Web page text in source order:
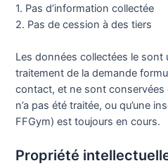
1. Pas d’information collectée
2. Pas de cession à des tiers
Les données collectées le sont
traitement de la demande
contact, et ne sont conservées
n’a pas été traitée, ou qu’une
FFGym) est toujours en cours.
Propriété